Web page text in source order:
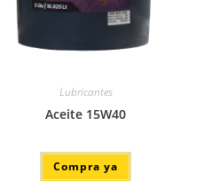
Lubricantes
Aceite 15W40
Compra ya